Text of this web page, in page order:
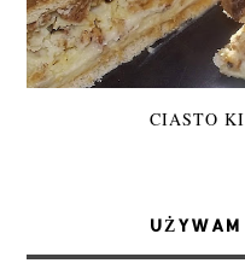
CIASTO